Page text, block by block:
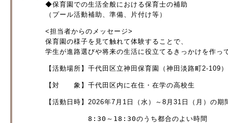
◆保育園での生活全般における保育士の補助
（プール活動補助、準備、片付け等）
<担当者からのメッセージ>
保育園の様子を見て触れて体験することで、
学生が進路選びや将来の生活に役立てるきっかけを作っ
【活動場所】千代田区立神田保育園（神田淡路町2-109）
【対 象】千代田区内に在住・在学の高校生
【活動日時】2026年7月1日（水）～8月31日（月）の期
8:30～18:30のうち都合のよい時間